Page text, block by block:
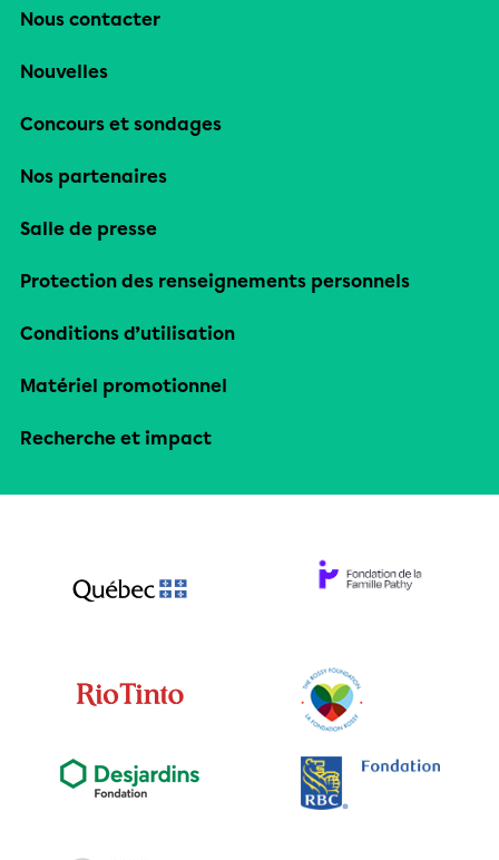
Nous contacter
Nouvelles
Concours et sondages
Nos partenaires
Salle de presse
Protection des renseignements personnels
Conditions d’utilisation
Matériel promotionnel
Recherche et impact